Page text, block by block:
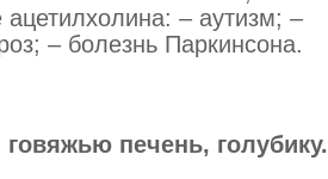
– аутизм; –
– болезнь Паркинсона.
говяжью печень, голубику.